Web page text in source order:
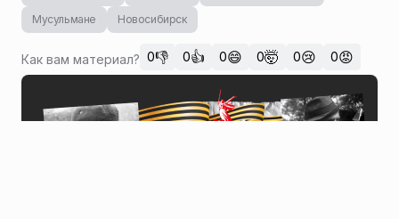
Мусульмане
Новосибирск
Как вам материал? 0👎 0👍 0😄 0🤯 0😢 0😡